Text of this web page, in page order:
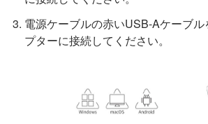
電源ケーブルの赤いUSB-Aケーブ
プターに接続してください。